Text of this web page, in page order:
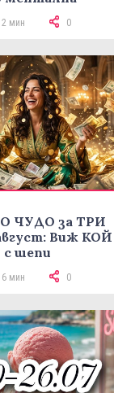
с 320 задачи за
2 мин 0
ЧУДО за ТРИ
Виж
с шепи
6 мин 0